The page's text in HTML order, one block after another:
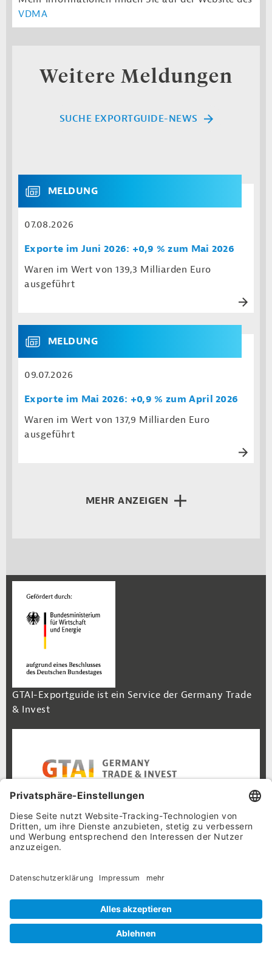
VDMA
Weitere Meldungen
SUCHE EXPORTGUIDE-NEWS
MELDUNG
07.08.2026
Exporte im Juni 2026: +0,9 % zum Mai 2026
Waren im Wert von 139,3 Milliarden Euro
ausgeführt
MELDUNG
09.07.2026
Exporte im Mai 2026: +0,9 % zum April 2026
Waren im Wert von 137,9 Milliarden Euro
ausgeführt
MEHR ANZEIGEN
GTAI-Exportguide ist ein Service der Germany Trade
& Invest
Footer Navigation
Inhalt
Cookie-Einstellungen
Datenschutz
© 2026 GTAI-Exportguide